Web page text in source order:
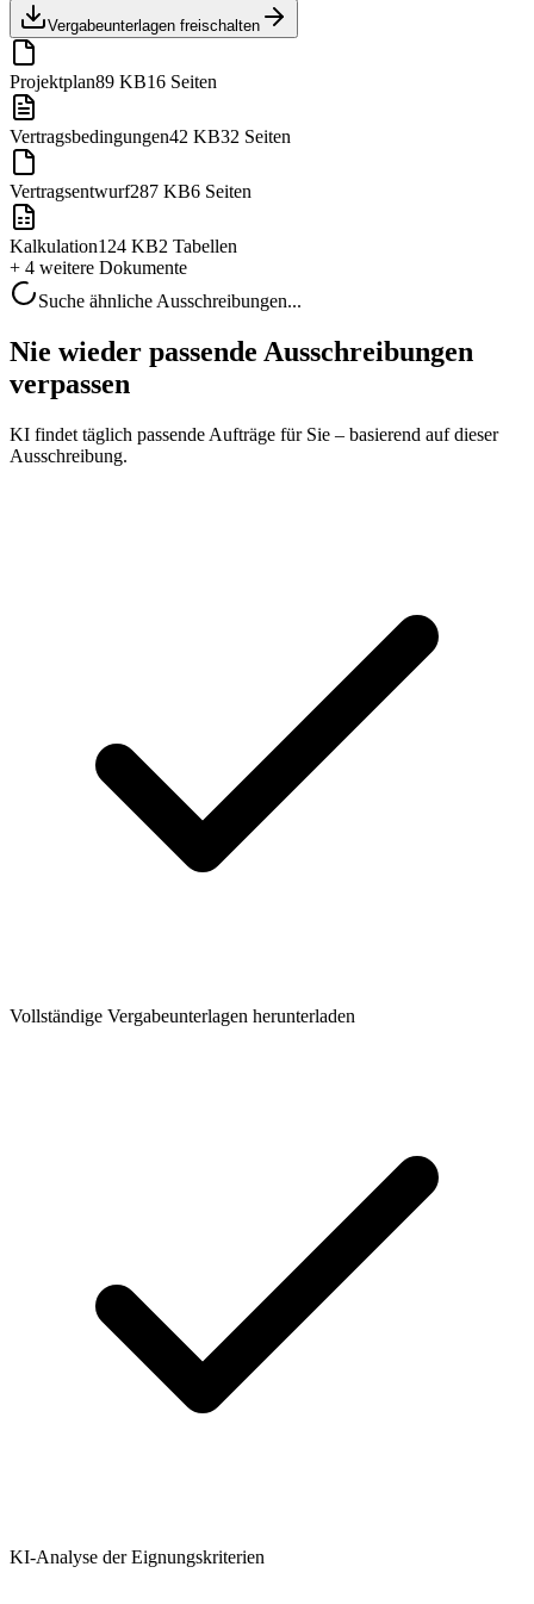
Vergabeunterlagen freischalten
Projektplan89 KB16 Seiten
Vertragsbedingungen42 KB32 Seiten
Vertragsentwurf287 KB6 Seiten
Kalkulation124 KB2 Tabellen
+ 4 weitere Dokumente
Suche ähnliche Ausschreibungen...
Nie wieder passende Ausschreibungen
verpassen
KI findet täglich passende Aufträge für Sie – basierend auf dieser
Ausschreibung.
Vollständige Vergabeunterlagen herunterladen
KI-Analyse der Eignungskriterien